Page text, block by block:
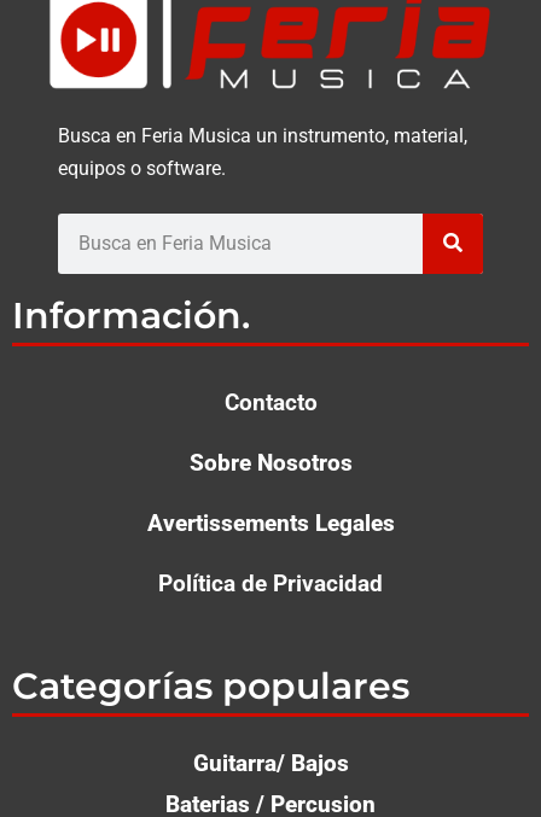
Busca en Feria Musica un instrumento, material,
equipos o software.
Información.
Contacto
Sobre Nosotros
Avertissements Legales
Política de Privacidad
Categorías populares
Guitarra/ Bajos
Ba­te­rias / Per­cu­sion